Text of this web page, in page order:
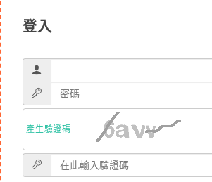
登入
產生驗證碼